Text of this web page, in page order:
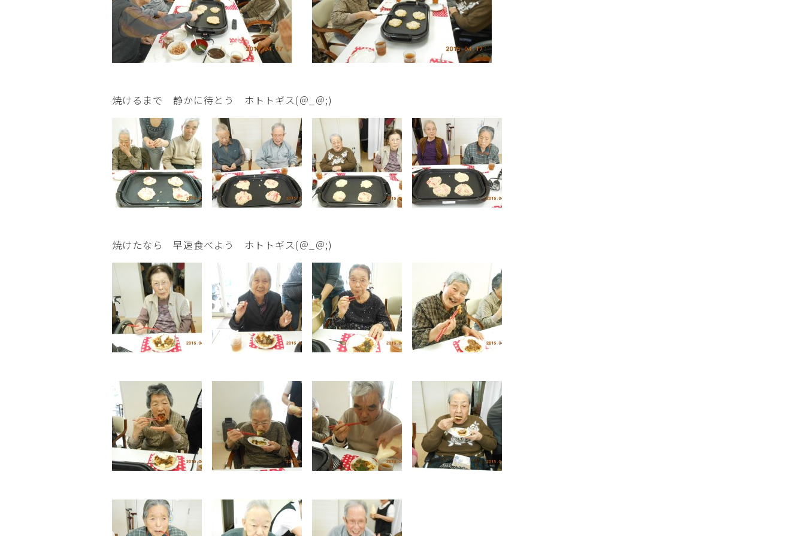
焼けるまで 静かに待とう ホトトギス(＠_＠;)
焼けたなら 早速食べよう ホトトギス(＠_＠;)